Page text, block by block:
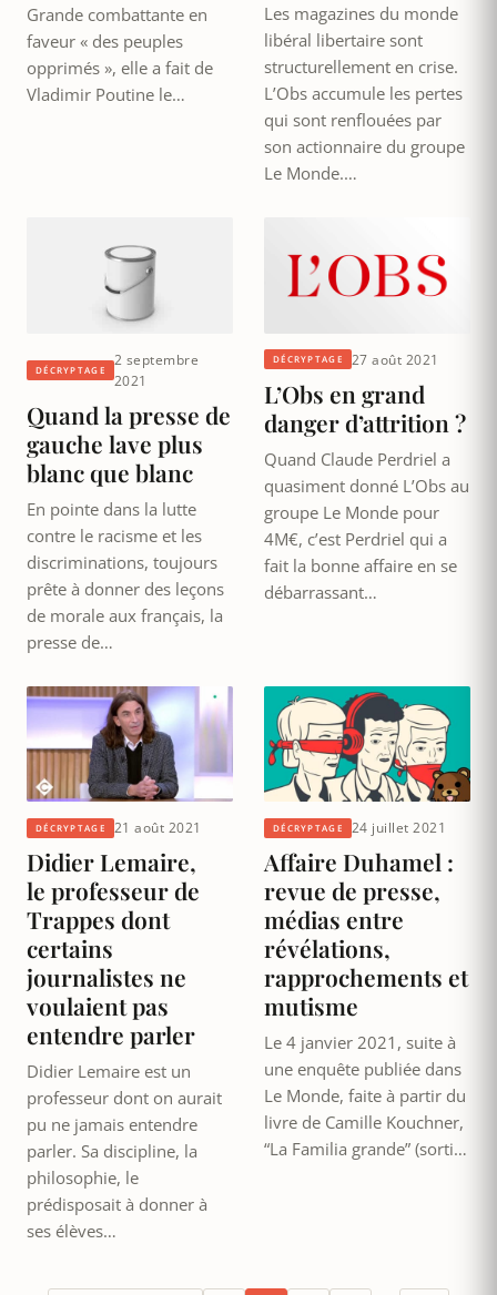
Grande combattante en
faveur « des peuples
opprimés », elle a fait de
Vladimir Poutine le…
Les magazines du monde
libéral libertaire sont
structurellement en crise.
L’Obs accumule les pertes
qui sont renflouées par
son actionnaire du groupe
Le Monde.…
DÉCRYPTAGE
2 septembre
2021
Quand la presse de
gauche lave plus
blanc que blanc
En pointe dans la lutte
contre le racisme et les
discriminations, toujours
prête à donner des leçons
de morale aux français, la
presse de…
DÉCRYPTAGE 27 août 2021
L’Obs en grand
danger d’attrition ?
Quand Claude Perdriel a
quasiment donné L’Obs au
groupe Le Monde pour
4M€, c’est Perdriel qui a
fait la bonne affaire en se
débarrassant…
DÉCRYPTAGE 21 août 2021
Didier Lemaire,
le professeur de
Trappes dont
certains
journalistes ne
voulaient pas
entendre parler
Didier Lemaire est un
professeur dont on aurait
pu ne jamais entendre
parler. Sa discipline, la
philosophie, le
prédisposait à donner à
ses élèves…
DÉCRYPTAGE 24 juillet 2021
Affaire Duhamel :
revue de presse,
médias entre
révélations,
rapprochements et
mutisme
Le 4 janvier 2021, suite à
une enquête publiée dans
Le Monde, faite à partir du
livre de Camille Kouchner,
“La Familia grande” (sorti…